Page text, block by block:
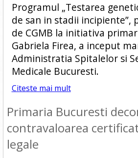
Programul „Testarea
de san in stadii incipiente”,
de CGMB la initiativa
Gabriela Firea, a inceput
Administratia Spitalelor si
Medicale Bucuresti.
Citeste mai mult
Primaria Bucuresti
contravaloarea
legale